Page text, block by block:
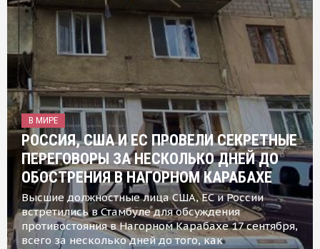
В МИРЕ
РОССИЯ, США И ЕС ПРОВЕЛИ СЕКРЕТНЫЕ
ПЕРЕГОВОРЫ ЗА НЕСКОЛЬКО ДНЕЙ ДО
ОБОСТРЕНИЯ В НАГОРНОМ КАРАБАХЕ
Высшие должностные лица США, ЕС и России
встретились в Стамбуле для обсуждения
противостояния в Нагорном Карабахе 17 сентября,
всего за несколько дней до того, как